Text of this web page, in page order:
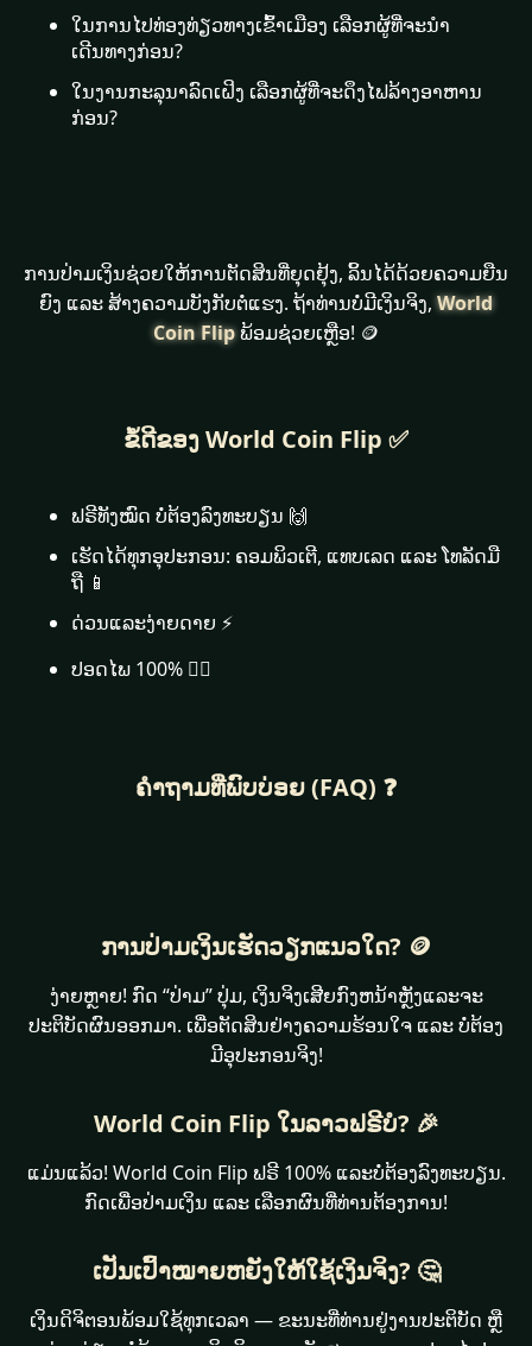
ໃນການໄປທ່ອງທ່ຽວທາງເຂົ້າເມືອງ ເລືອກຜູ້ທີ່ຈະນຳ
ເດີນທາງກ່ອນ?
ໃນງານກະລຸນາລົດເຝິງ ເລືອກຜູ້ທີ່ຈະດຶງໄຟລ້າງອາຫານ
ກ່ອນ?
ການປ່າມເງິນຊ່ວຍໃຫ້ການຕັດສິນທີ່ຍຸດຢຸ້ງ, ລິ້ນໄດ້ດ້ວຍຄວາມຍືນ
ຍົງ ແລະ ສ້າງຄວາມບັງກັບຕໍ່ແຮງ. ຖ້າທ່ານບໍ່ມີເງິນຈິງ,World
Coin Flipພ້ອມຊ່ວຍເຫຼືອ! 🪙
ຂໍ້ດີຂອງ World Coin Flip ✅
ຟຣີທັງໝົດ ບໍ່ຕ້ອງລົງທະບຽນ 🙌
ເຮັດໄດ້ທຸກອຸປະກອນ: ຄອມພິວເຕີ, ແທບເລດ ແລະ ໂທລັດມື
ຖື 📱
ດ່ວນແລະງ່າຍດາຍ ⚡
ປອດໄພ 100% 🕵️‍♂️
ຄຳຖາມທີ່ພົບບ່ອຍ (FAQ) ❓
ການປ່າມເງິນເຮັດວຽກແນວໃດ? 🪙
ງ່າຍຫຼາຍ! ກົດ “ປ່າມ” ປຸ່ມ, ເງິນຈິງເສີຍກົງຫນ້າຫຼັງແລະຈະ
ປະຕິບັດຜົນອອກມາ. ເພື່ອຕັດສິນຢ່າງຄວາມຮ້ອນໃຈ ແລະ ບໍ່ຕ້ອງ
ມີອຸປະກອນຈິງ!
World Coin Flip ໃນລາວຟຣີບໍ? 🎉
ແມ່ນແລ້ວ! World Coin Flip ຟຣີ 100% ແລະບໍ່ຕ້ອງລົງທະບຽນ.
ກົດເພື່ອປ່າມເງິນ ແລະ ເລືອກຜົນທີ່ທ່ານຕ້ອງການ!
ເປັນເປົ້າໝາຍຫຍັງໃຫ້ໃຊ້ເງິນຈິງ? 🤔
ເງິນດິຈິຕອນພ້ອມໃຊ້ທຸກເວລາ — ຂະນະທີ່ທ່ານຢູ່ງານປະຕິບັດ ຫຼື